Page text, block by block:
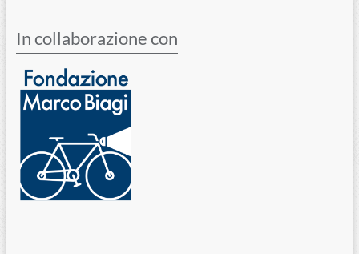
In collaborazione con